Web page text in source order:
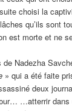
choisi la
qu’ils sont
est morte et ne
Nadezha
» qui a été faite
deux
…atterrir dans